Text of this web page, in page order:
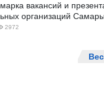
вакансий и
организаций
2972